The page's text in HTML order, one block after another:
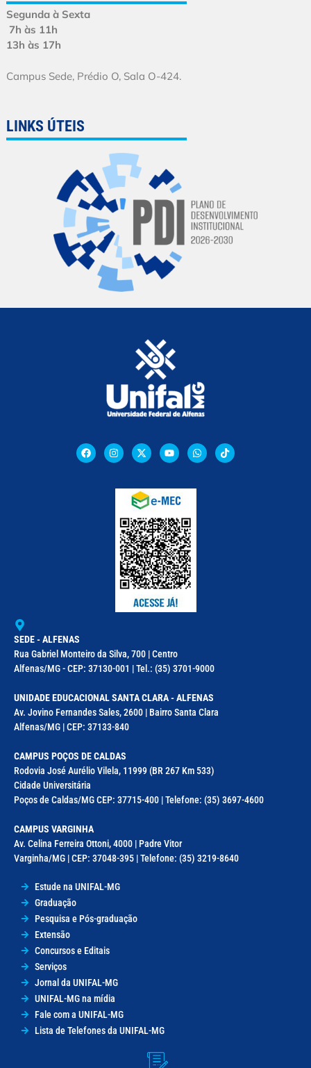
Segunda à Sexta
7h às 11h
13h às 17h
Campus Sede, Prédio O, Sala O-424.
LINKS ÚTEIS
SEDE - ALFENAS
Rua Gabriel Monteiro da Silva, 700 | Centro
Alfenas/MG - CEP: 37130-001 | Tel.: (35) 3701-9000
UNIDADE EDUCACIONAL SANTA CLARA - ALFENAS
Av. Jovino Fernandes Sales, 2600 | Bairro Santa Clara
Alfenas/MG | CEP: 37133-840
CAMPUS POÇOS DE CALDAS
Rodovia José Aurélio Vilela, 11999 (BR 267 Km 533)
Cidade Universitária
Poços de Caldas/MG CEP: 37715-400 | Telefone: (35) 3697-4600
CAMPUS VARGINHA
Av. Celina Ferreira Ottoni, 4000 | Padre Vitor
Varginha/MG | CEP: 37048-395 | Telefone: (35) 3219-8640
Estude na UNIFAL-MG
Graduação
Pesquisa e Pós-graduação
Extensão
Concursos e Editais
Serviços
Jornal da UNIFAL-MG
UNIFAL-MG na mídia
Fale com a UNIFAL-MG
Lista de Telefones da UNIFAL-MG